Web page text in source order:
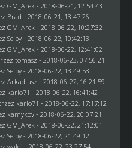
GM_Arek - 2018-06-21, 12:54:43
Brad - 2018-06-21, 13:47:26
GM_Arek - 2018-06-22, 10:27:32
Selby- 2018-06-22, 10:42:13
GM_Arek - 2018-06-22, 12:41:02
tomasz - 2018-06-23, 07:56:21
Selby- 2018-06-22, 13:49:53
Arkadiusz - 2018-06-22, 16:21:59
karlo71 - 2018-06-22, 16:41:42
karlo71 - 2018-06-22, 17:17:12
kamykov- 2018-06-22, 20:07:21
GM_Arek - 2018-06-22, 21:12:01
Selby- 2018-06-22, 21:49:12